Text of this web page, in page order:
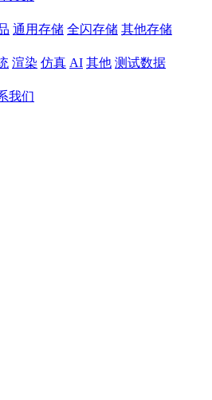
通用存储 全闪存储 其他存储
渲染 仿真 AI 其他 测试数据
我们